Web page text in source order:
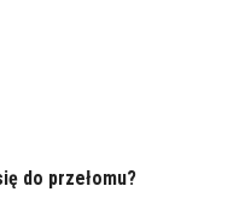
do przełomu?